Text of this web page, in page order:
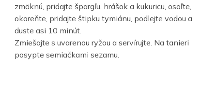
zmäknú, pridajte špargľu, hrášok a kukuricu, osoľte,
okoreňte, pridajte štipku tymiánu, podlejte vodou a
duste asi 10 minút.
Zmiešajte s uvarenou ryžou a servírujte. Na tanieri
posypte semiačkami sezamu.